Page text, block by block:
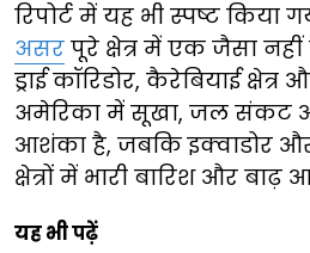
रिपोर्ट में यह भी स्पष्ट किया
असर पूरे क्षेत्र में एक जैसा नहीं
ड्राई कॉरिडोर, कैरेबियाई क्षेत्र
अमेरिका में सूखा, जल संकट
आशंका है, जबकि इक्वाडोर
क्षेत्रों में भारी बारिश और बाढ़
यह भी पढ़ें